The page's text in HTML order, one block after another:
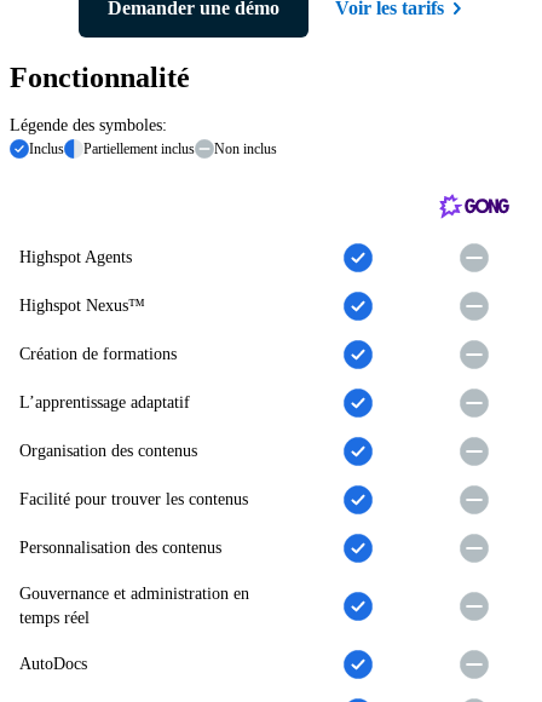
Demander une démo Voir les tarifs
Fonctionnalité
Légende des symboles:
Inclus Partiellement inclus Non inclus
Highspot Agents
Highspot Nexus™
Création de formations
L’apprentissage adaptatif
Organisation des contenus
Facilité pour trouver les contenus
Personnalisation des contenus
Gouvernance et administration en
temps réel
AutoDocs